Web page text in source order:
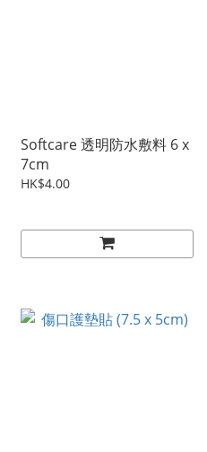
Softcare 透明防水敷料 6 x
7cm
HK$4.00